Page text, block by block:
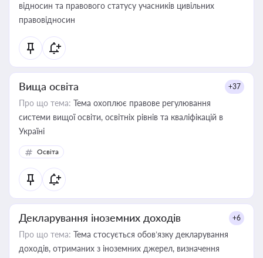
відносин та правового статусу учасників цивільних
правовідносин
Вища освіта +37
Про що тема: Тема охоплює правове регулювання
системи вищої освіти, освітніх рівнів та кваліфікацій в
Україні
Освіта
Декларування іноземних доходів +6
Про що тема: Тема стосується обов’язку декларування
доходів, отриманих з іноземних джерел, визначення